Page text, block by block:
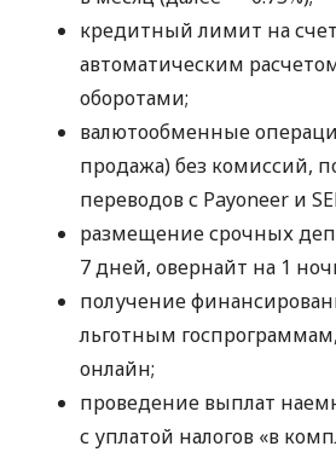
кредитный лимит на
автоматическим
оборотами;
валютообменные
продажа) без комиссий,
переводов с Payoneer и
размещение срочных
7 дней, овернайт на 1
получение
льготным
онлайн;
проведение выплат
с уплатой налогов «в